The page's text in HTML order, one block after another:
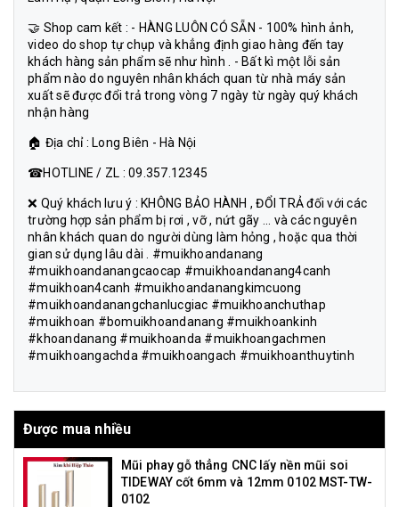
🤝 Shop cam kết : - HÀNG LUÔN CÓ SẴN - 100% hình ảnh,
video do shop tự chụp và khẳng định giao hàng đến tay
khách hàng sản phẩm sẽ như hình . - Bất kì một lỗi sản
phẩm nào do nguyên nhân khách quan từ nhà máy sản
xuất sẽ được đổi trả trong vòng 7 ngày từ ngày quý khách
nhận hàng
🏠 Địa chỉ : Long Biên - Hà Nội
☎HOTLINE / ZL : 09.357.12345
❌ Quý khách lưu ý : KHÔNG BẢO HÀNH , ĐỔI TRẢ đối với các
trường hợp sản phẩm bị rơi , vỡ , nứt gãy ... và các nguyên
nhân khách quan do người dùng làm hỏng , hoặc qua thời
gian sử dụng lâu dài . #muikhoandanang
#muikhoandanangcaocap #muikhoandanang4canh
#muikhoan4canh #muikhoandanangkimcuong
#muikhoandanangchanlucgiac #muikhoanchuthap
#muikhoan #bomuikhoandanang #muikhoankinh
#khoandanang #muikhoanda #muikhoangachmen
#muikhoangachda #muikhoangach #muikhoanthuytinh
Được mua nhiều
Mũi phay gỗ thẳng CNC lấy nền mũi soi
TIDEWAY cốt 6mm và 12mm 0102 MST-TW-
0102